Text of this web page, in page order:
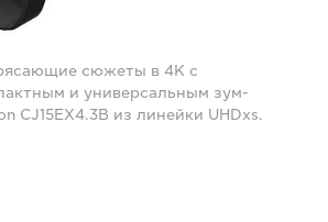
сюжеты в 4K с
и универсальным зум-
CJ15EX4.3B из линейки UHDxs.